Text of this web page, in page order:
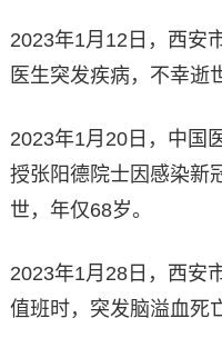
2023年1月12日，西安
医生突发疾病，不幸逝
2023年1月20日，中国
授张阳德院士因感染新
世，年仅68岁。
2023年1月28日，西安
值班时，突发脑溢血死